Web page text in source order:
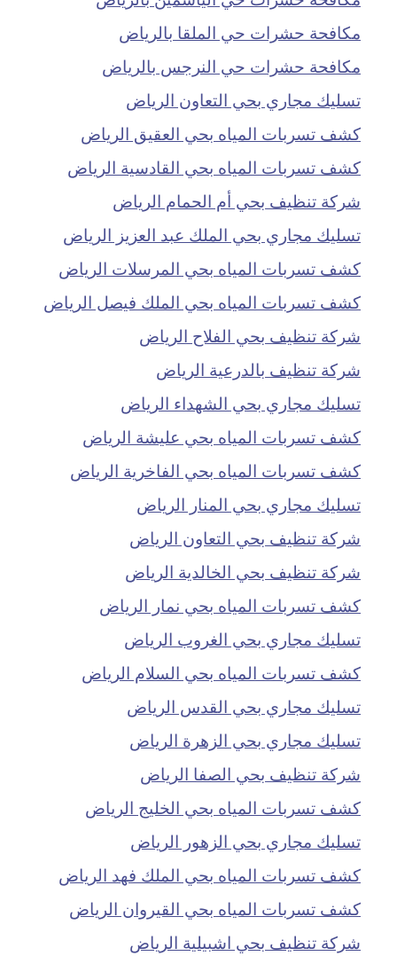
مكافحة حشرات حي الملقا بالرياض
مكافحة حشرات حي النرجس بالرياض
تسليك مجاري بحي التعاون الرياض
كشف تسربات المياه بحي العقيق الرياض
كشف تسربات المياه بحي القادسية الرياض
شركة تنظيف بحي أم الحمام الرياض
تسليك مجاري بحي الملك عبد العزيز الرياض
كشف تسربات المياه بحي المرسلات الرياض
كشف تسربات المياه بحي الملك فيصل الرياض
شركة تنظيف بحي الفلاح الرياض
شركة تنظيف بالدرعية الرياض
تسليك مجاري بحي الشهداء الرياض
كشف تسربات المياه بحي عليشة الرياض
كشف تسربات المياه بحي الفاخرية الرياض
تسليك مجاري بحي المنار الرياض
شركة تنظيف بحي التعاون الرياض
شركة تنظيف بحي الخالدية الرياض
كشف تسربات المياه بحي نمار الرياض
تسليك مجاري بحي الغروب الرياض
كشف تسربات المياه بحي السلام الرياض
تسليك مجاري بحي القدس الرياض
تسليك مجاري بحي الزهرة الرياض
شركة تنظيف بحي الصفا الرياض
كشف تسربات المياه بحي الخليج الرياض
تسليك مجاري بحي الزهور الرياض
كشف تسربات المياه بحي الملك فهد الرياض
كشف تسربات المياه بحي القيروان الرياض
شركة تنظيف بحي اشبيلية الرياض